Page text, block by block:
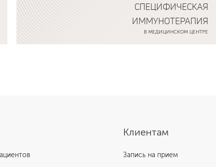
СПЕЦИФИЧЕСКАЯ
ИММУНОТЕРАПИЯ
В МЕДИЦИНСКОМ ЦЕНТРЕ
Клиентам
Запись на прием